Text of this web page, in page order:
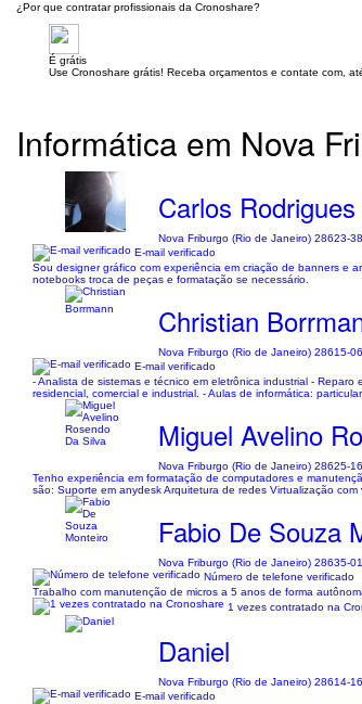
¿Por que contratar profissionais da Cronoshare?
É grátis
Use Cronoshare grátis! Receba orçamentos e contate com,
Informática em Nova
Carlos Rodrigues
Nova Friburgo (Rio de Janeiro) 28623-
E-mail verificado
Sou designer gráfico com experiência em criação de banners e
notebooks troca de peças e formatação se necessário.
Christian
Nova Friburgo (Rio de Janeiro) 28615-
E-mail verificado
- Analista de sistemas e técnico em eletrônica industrial -
residencial, comercial e industrial. - Aulas de informática:
Miguel Avelino
Nova Friburgo (Rio de Janeiro) 28625-
Tenho experiência em formatação de computadores e
são: Suporte em anydesk Arquitetura de redes Virtualização
Fabio De Souza
Nova Friburgo (Rio de Janeiro) 28635-
Número de telefone verificado
Trabalho com manutenção de micros a 5 anos de forma
1 vezes contratado na
Daniel
Nova Friburgo (Rio de Janeiro) 28614-
E-mail verificado